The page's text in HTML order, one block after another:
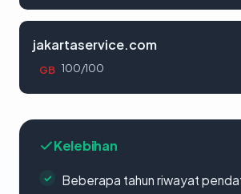
jakartaservice.com
GB 100/100
Kelebihan
Beberapa tahun riwayat